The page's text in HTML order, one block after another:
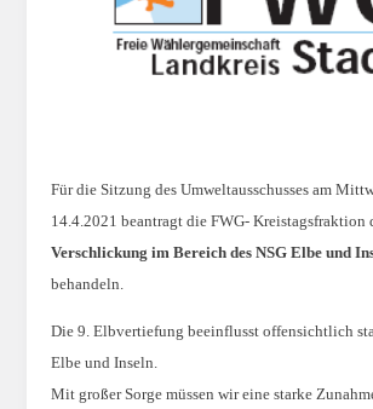
Für die Sitzung des Umweltausschusses am
14.4.2021 beantragt die FWG- Kreistagsfraktion
Verschlickung im Bereich des NSG Elbe und
behandeln.
Die 9. Elbvertiefung beeinflusst offensichtlich
Elbe und Inseln.
Mit großer Sorge müssen wir eine starke